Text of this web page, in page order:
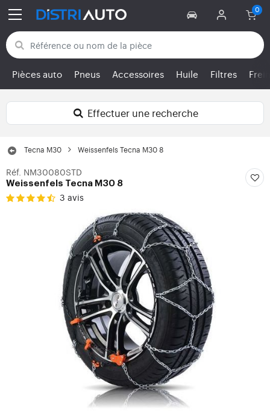
Retour aux catégories
Pièces auto Pneus Accessoires Huile Filtres
Effectuer une recherche
Tecna M30 Weissenfels Tecna M30 8
Réf. NM30080STD
Weissenfels Tecna M30 8
3 avis